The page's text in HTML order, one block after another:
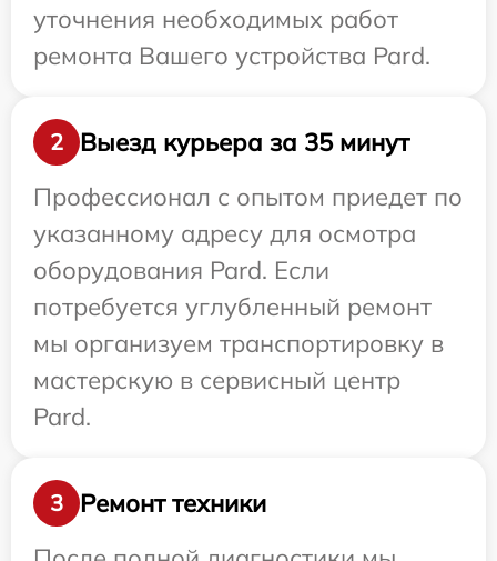
уточнения необходимых работ
ремонта Вашего устройства Pard.
2
Выезд курьера за 35 минут
Профессионал с опытом приедет по
указанному адресу для осмотра
оборудования Pard. Если
потребуется углубленный ремонт
мы организуем транспортировку в
мастерскую в сервисный центр
Pard.
3
Ремонт техники